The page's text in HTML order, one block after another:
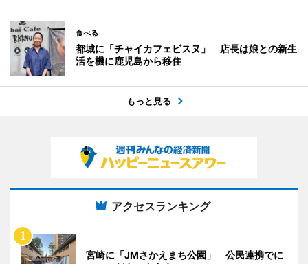
食べる
都城に「チャイカフェビスヌ」 店長は娘との新生
活を機に鹿児島から移住
もっと見る
アクセスランキング
宮崎に「JMさかえまち公園」 公民連携でに